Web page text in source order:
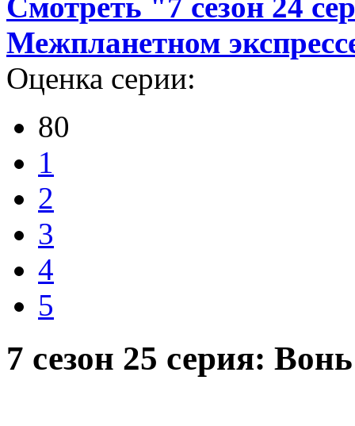
Смотреть "7 сезон 24
Межпланетном
Оценка серии:
80
1
2
3
4
5
7 сезон 25 серия: